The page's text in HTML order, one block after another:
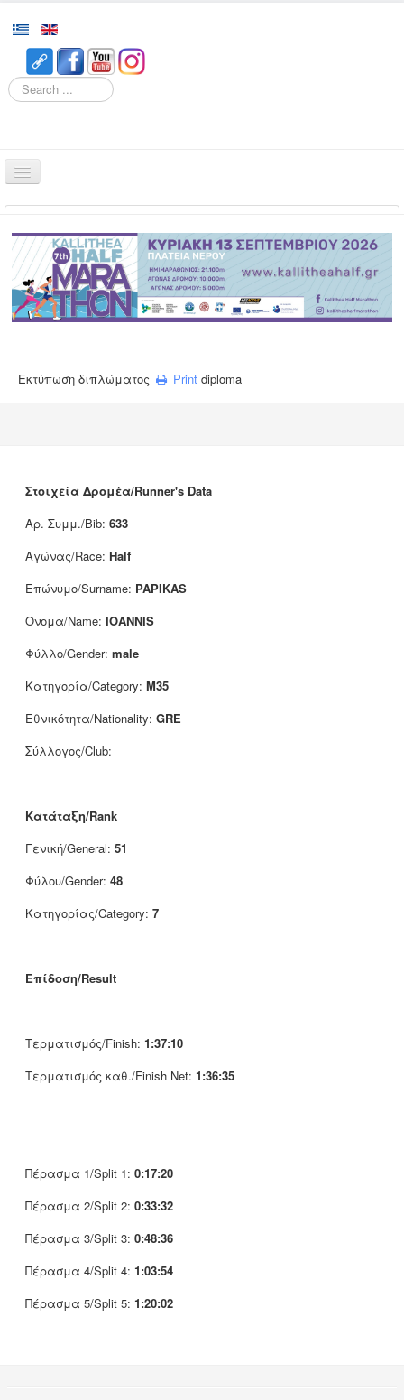
Search
Races
Event
Volunteering
Results
Εκτύπωση διπλώματος Print diploma
Στοιχεία Δρομέα/Runner's Data
Αρ. Συμμ./Bib: 633
Αγώνας/Race: Half
Επώνυμο/Surname: PAPIKAS
Όνομα/Name: IOANNIS
Φύλλο/Gender: male
Κατηγορία/Category: M35
Εθνικότητα/Nationality: GRE
Σύλλογος/Club:
Κατάταξη/Rank
Γενική/General: 51
Φύλου/Gender: 48
Κατηγορίας/Category: 7
Επίδοση/Result
Τερματισμός/Finish: 1:37:10
Τερματισμός καθ./Finish Net: 1:36:35
Πέρασμα 1/Split 1: 0:17:20
Πέρασμα 2/Split 2: 0:33:32
Πέρασμα 3/Split 3: 0:48:36
Πέρασμα 4/Split 4: 1:03:54
Πέρασμα 5/Split 5: 1:20:02